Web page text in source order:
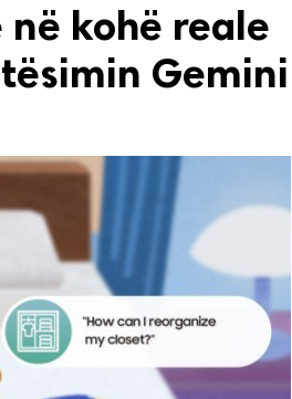
në kohë reale
Gemini